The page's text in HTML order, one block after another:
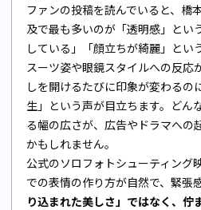
ファンの投稿を読んでいると、橋
及で最も多いのが「透明感」とい
している」「顔立ちが綺麗」とい
スーツ姿や眼鏡スタイルへの反応
しを開けるたびに印象が変わるの
生」という声が目立ちます。どん
る幅の広さが、広告やドラマへの
かもしれません。
公式のソロフォトシューティング
での表情の作り方が自然で、緊張
り込まれた美しさ」ではなく、佇